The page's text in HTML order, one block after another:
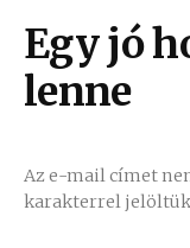
Egy jó
lenne
Az e-mail címet
karakterrel jelöltük